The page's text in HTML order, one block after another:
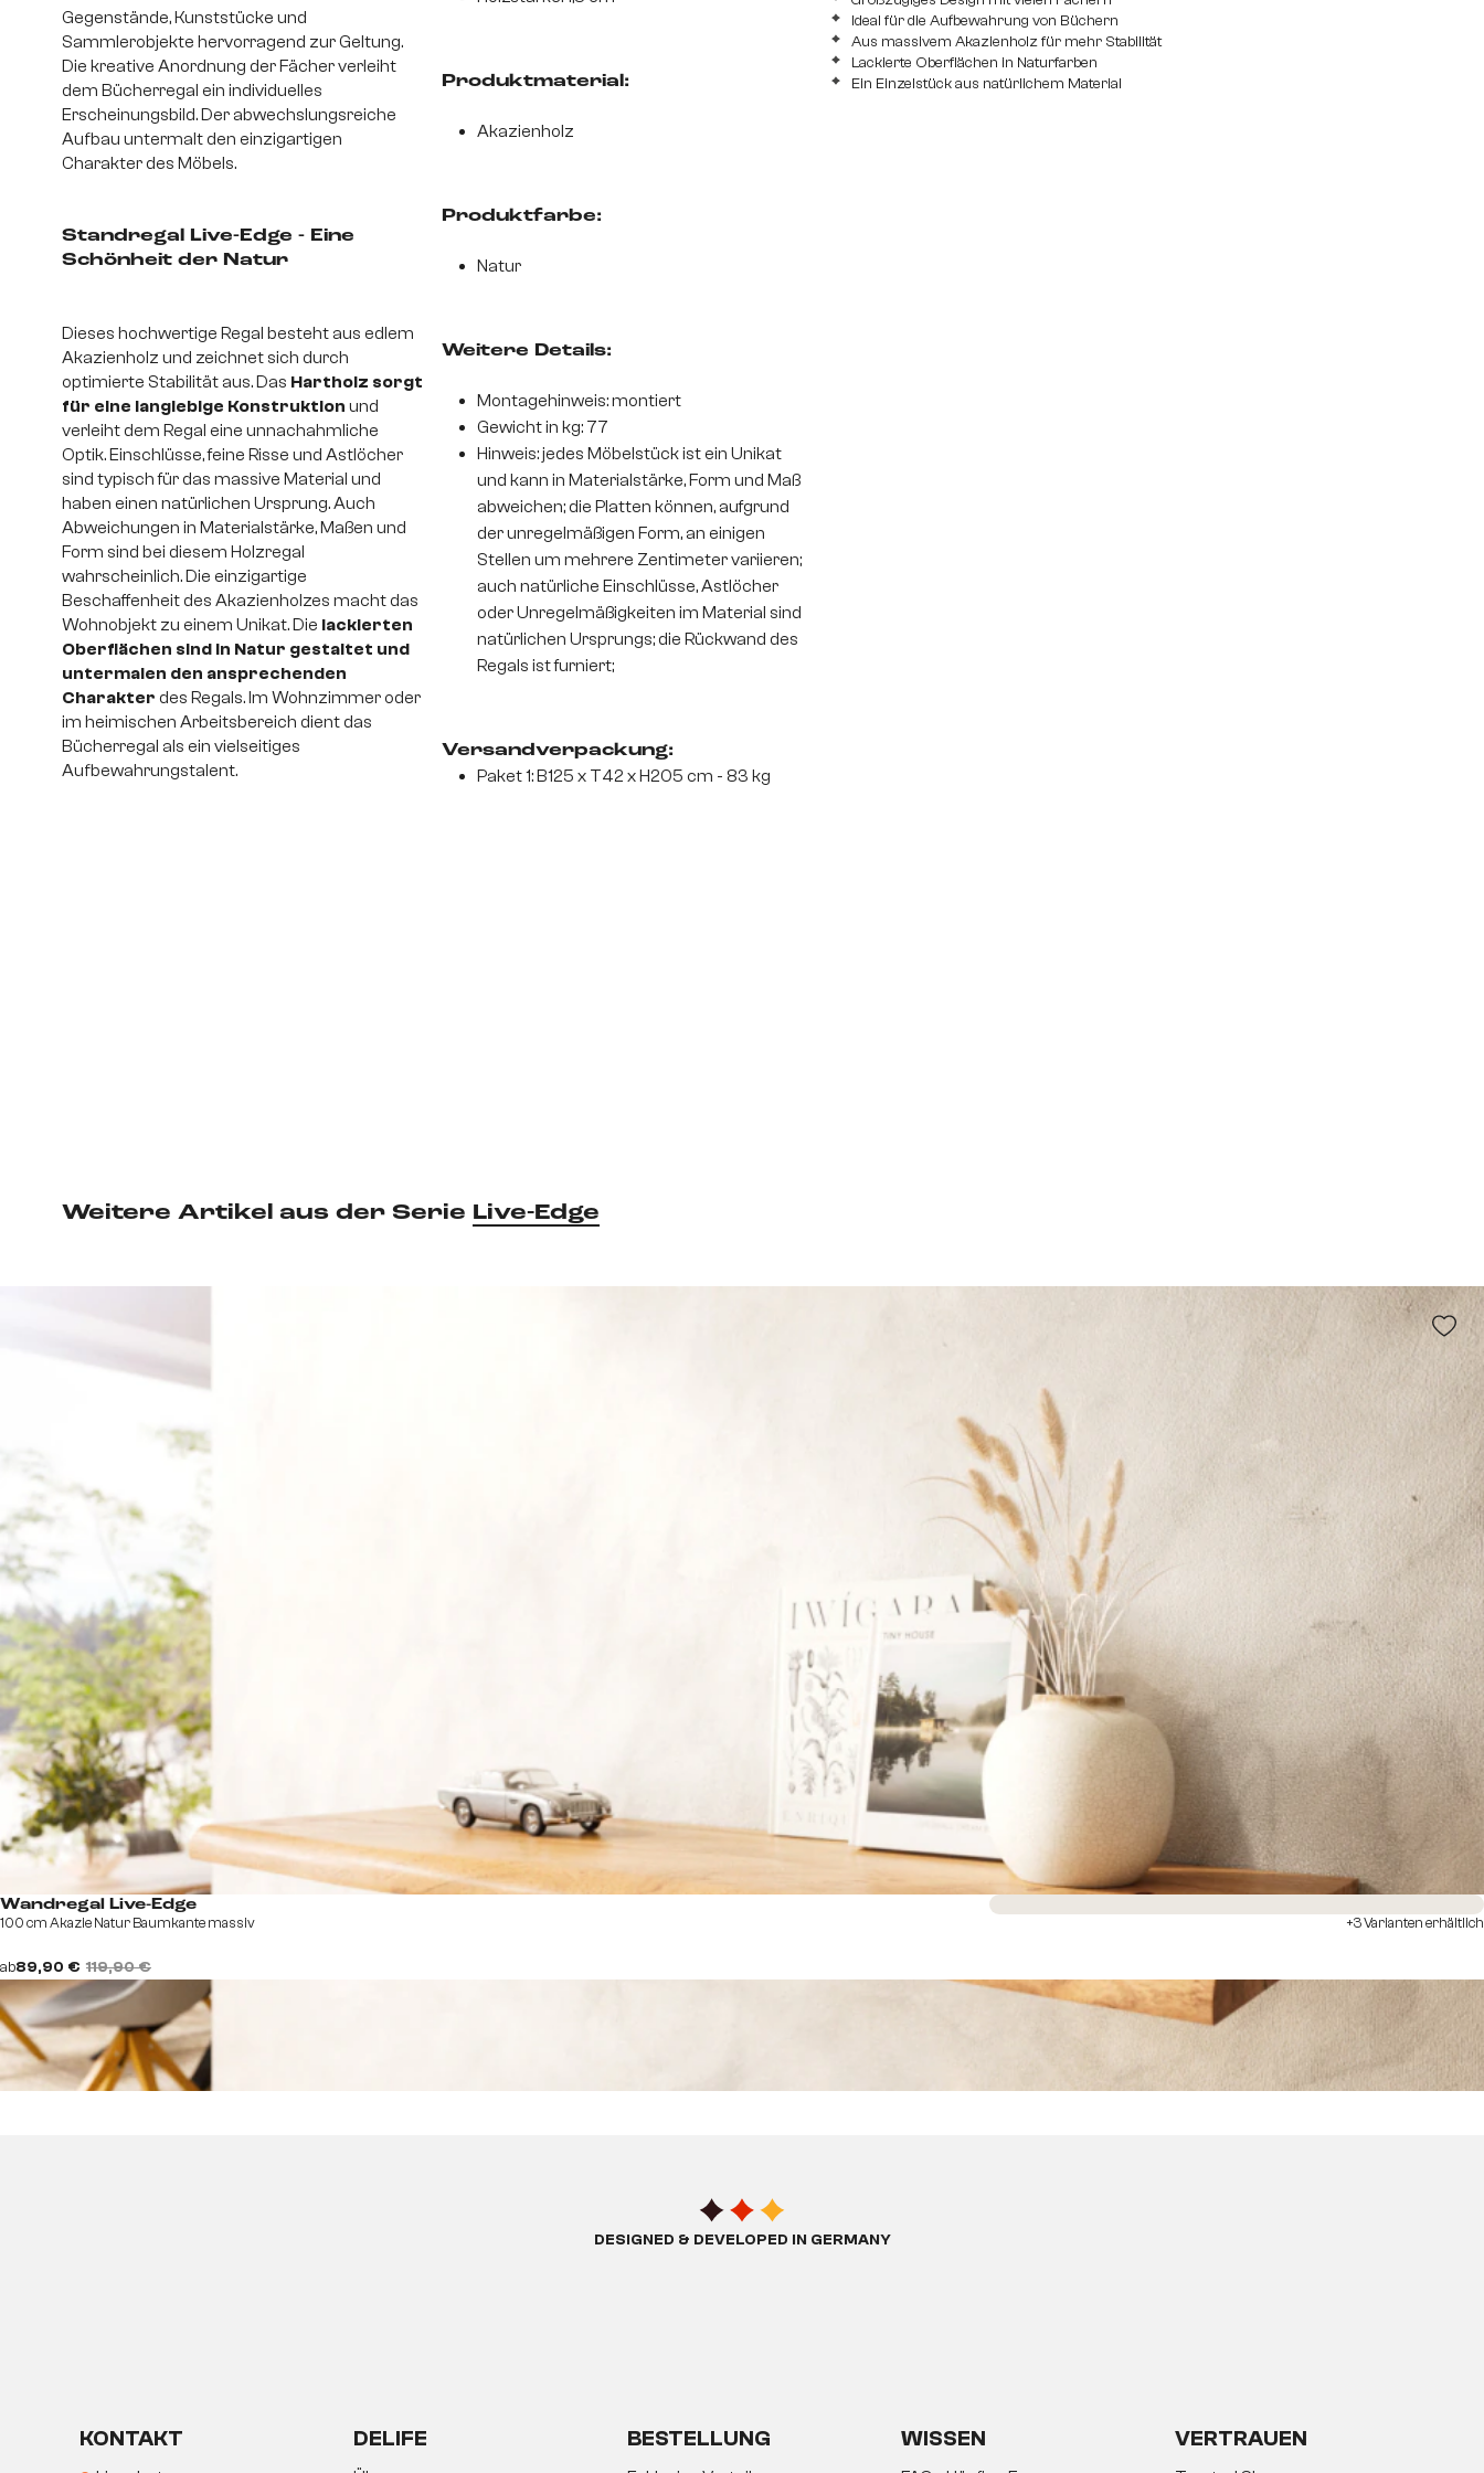
Ideal für die Aufbewahrung von Büchern
Aus massivem Akazienholz für mehr Stabilität
Lackierte Oberflächen in Naturfarben
Ein Einzelstück aus natürlichem Material
Gegenstände, Kunststücke und
Sammlerobjekte hervorragend zur Geltung.
Die kreative Anordnung der Fächer verleiht
dem Bücherregal ein individuelles
Erscheinungsbild. Der abwechslungsreiche
Aufbau untermalt den einzigartigen
Charakter des Möbels.
Standregal Live-Edge - Eine
Schönheit der Natur
Dieses hochwertige Regal besteht aus edlem
Akazienholz und zeichnet sich durch
optimierte Stabilität aus. Das Hartholz sorgt
für eine langlebige Konstruktion und
verleiht dem Regal eine unnachahmliche
Optik. Einschlüsse, feine Risse und Astlöcher
sind typisch für das massive Material und
haben einen natürlichen Ursprung. Auch
Abweichungen in Materialstärke, Maßen und
Form sind bei diesem Holzregal
wahrscheinlich. Die einzigartige
Beschaffenheit des Akazienholzes macht das
Wohnobjekt zu einem Unikat. Die lackierten
Oberflächen sind in Natur gestaltet und
untermalen den ansprechenden
Charakter des Regals. Im Wohnzimmer oder
im heimischen Arbeitsbereich dient das
Bücherregal als ein vielseitiges
Aufbewahrungstalent.
Produktmaterial:
Akazienholz
Produktfarbe:
Natur
Weitere Details:
Montagehinweis: montiert
Gewicht in kg: 77
Hinweis: jedes Möbelstück ist ein Unikat
und kann in Materialstärke, Form und Maß
abweichen; die Platten können, aufgrund
der unregelmäßigen Form, an einigen
Stellen um mehrere Zentimeter variieren;
auch natürliche Einschlüsse, Astlöcher
oder Unregelmäßigkeiten im Material sind
natürlichen Ursprungs; die Rückwand des
Regals ist furniert;
Versandverpackung:
Paket 1: B125 x T42 x H205 cm - 83 kg
Weitere Artikel aus der Serie Live-Edge
Wandregal Live-Edge
100 cm Akazie Natur Baumkante massiv
ab89,90 € 119,90 €
Sofort versandfertig
+3 Varianten erhältlich
DESIGNED & DEVELOPED IN GERMANY
KONTAKT DELIFE BESTELLUNG WISSEN VERTRAUEN